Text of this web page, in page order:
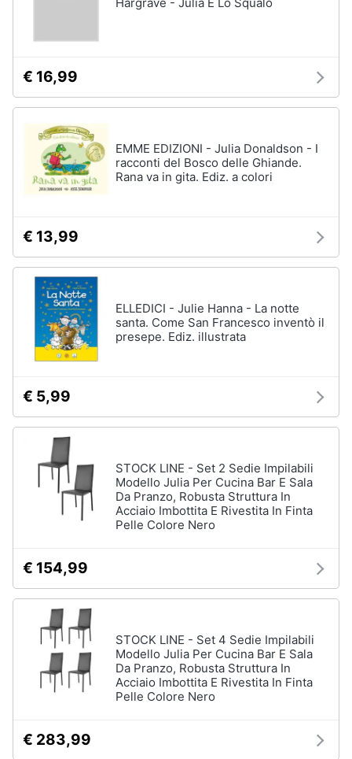
€ 16,99
EMME EDIZIONI - Julia Donaldson - I
racconti del Bosco delle Ghiande.
Rana va in gita. Ediz. a colori
€ 13,99
ELLEDICI - Julie Hanna - La notte
santa. Come San Francesco inventò il
presepe. Ediz. illustrata
€ 5,99
STOCK LINE - Set 2 Sedie Impilabili
Modello Julia Per Cucina Bar E Sala
Da Pranzo, Robusta Struttura In
Acciaio Imbottita E Rivestita In Finta
Pelle Colore Nero
€ 154,99
STOCK LINE - Set 4 Sedie Impilabili
Modello Julia Per Cucina Bar E Sala
Da Pranzo, Robusta Struttura In
Acciaio Imbottita E Rivestita In Finta
Pelle Colore Nero
€ 283,99